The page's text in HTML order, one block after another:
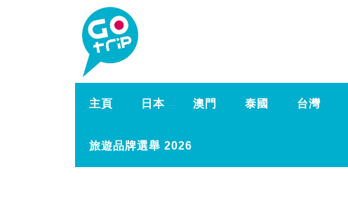
主頁 日本 澳門 泰國 台灣
旅遊品牌選舉 2026